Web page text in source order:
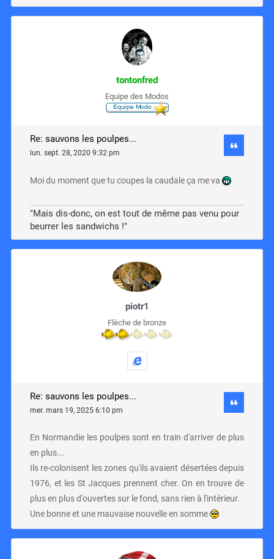
tontonfred
Equipe des Modos
Re: sauvons les poulpes...
lun. sept. 28, 2020 9:32 pm
Moi du moment que tu coupes la caudale ça me va
"Mais dis-donc, on est tout de même pas venu pour
beurrer les sandwichs !"
piotr1
Flèche de bronze
Re: sauvons les poulpes...
mer. mars 19, 2025 6:10 pm
En Normandie les poulpes sont en train d'arriver de plus
en plus...
Ils re-colonisent les zones qu'ils avaient désertées depuis
1976, et les St Jacques prennent cher. On en trouve de
plus en plus d'ouvertes sur le fond, sans rien à l'intérieur.
Une bonne et une mauvaise nouvelle en somme